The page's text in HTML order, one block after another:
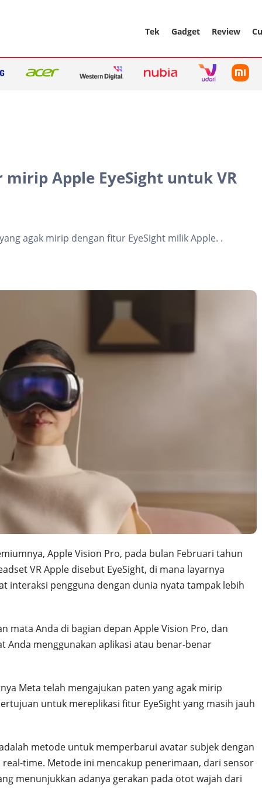
Tek Gadget Review
Apple EyeSight untuk VR
agak mirip dengan fitur EyeSight milik Apple. .
Apple Vision Pro, pada bulan Februari tahun
VR Apple disebut EyeSight, di mana layarnya
interaksi pengguna dengan dunia nyata tampak lebih
mata Anda di bagian depan Apple Vision Pro, dan
Anda menggunakan aplikasi atau benar-benar
Meta telah mengajukan paten yang agak mirip
untuk mereplikasi fitur EyeSight yang masih jauh
metode untuk memperbarui avatar subjek dengan
time. Metode ini mencakup penerimaan, dari sensor
menunjukkan adanya gerakan pada otot wajah dari